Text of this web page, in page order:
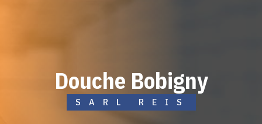
douche Bobigny
SARL REIS